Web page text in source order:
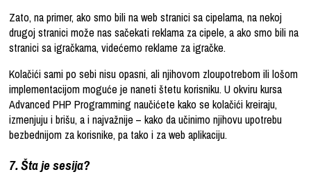
Zato, na primer, ako smo bili na web stranici sa cipelama, na nekoj
drugoj stranici može nas sačekati reklama za cipele, a ako smo bili na
stranici sa igračkama, videćemo reklame za igračke.
Kolačići sami po sebi nisu opasni, ali njihovom zloupotrebom ili lošom
implementacijom moguće je naneti štetu korisniku. U okviru kursa
Advanced PHP Programming naučićete kako se kolačići kreiraju,
izmenjuju i brišu, a i najvažnije – kako da učinimo njihovu upotrebu
bezbednijom za korisnike, pa tako i za web aplikaciju.
7. Šta je sesija?